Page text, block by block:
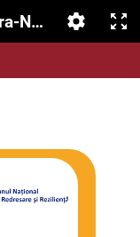
Nicoleta